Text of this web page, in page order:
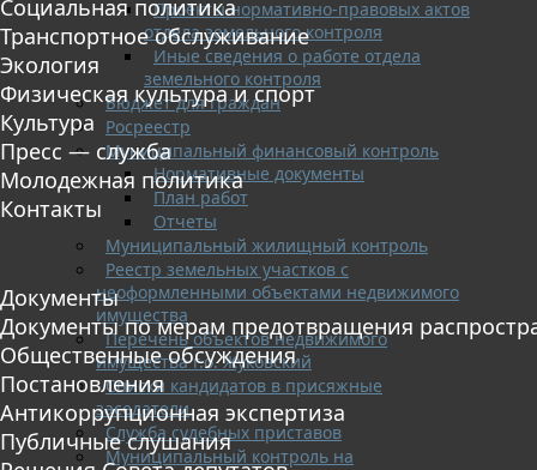
Проекты нормативно-правовых актов
отдела земельного контроля
Иные сведения о работе отдела
земельного контроля
Бюджет для граждан
Росреестр
Муниципальный финансовый контроль
Нормативные документы
План работ
Отчеты
Муниципальный жилищный контроль
Реестр земельных участков с
неоформленными объектами недвижимого
имущества
Перечень объектов недвижимого
имущества г.о. Жуковский
Списки кандидатов в присяжные
заседатели
Служба судебных приставов
Муниципальный контроль на
Социальная политика
Транспортное обслуживание
Экология
Физическая культура и спорт
Культура
Пресс — служба
Молодежная политика
Контакты
Документы
Документы по мерам предотвращения
Общественные обсуждения
Постановления
Антикоррупционная экспертиза
Публичные слушания